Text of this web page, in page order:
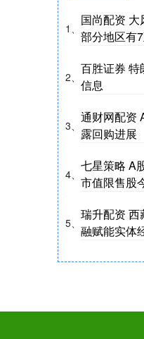
1、
国尚配资
部分地区有
2、
百胜证券 特
信息
3、
通财网配资
露回购进展
4、
七星策略 A
市值限售股
5、
瑞升配资 西
融赋能实体